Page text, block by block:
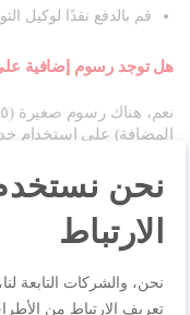
قم بالدفع نقدًا لوكيل
هل توجد رسوم إضافية على
المضافة) على استخدام
هل يمكنني تعديل طلبي
لا يمكن تعديل الطلب أو
نحن
الارتباط
نحن، والشركات التابعة
تعريف الارتباط من